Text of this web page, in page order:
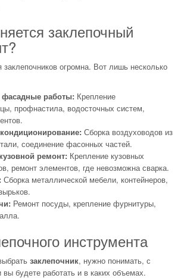
заклепочный
огромна. Вот лишь несколько
работы: Крепление
профнастила, водосточных систем,
Сборка воздуховодов из
соединение фасонных частей.
ремонт: Крепление кузовных
ремонт элементов, где невозможна сварка.
Сборка металлической мебели, контейнеров,
Ремонт посуды, крепление фурнитуры,
инструмента
заклепочник, нужно понимать, с
вы будете работать и в каких объемах.